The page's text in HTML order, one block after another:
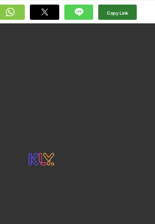
Copy Link